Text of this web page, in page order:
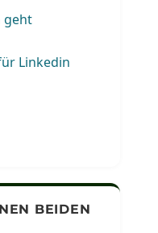
geht
Linkedin
BEIDEN